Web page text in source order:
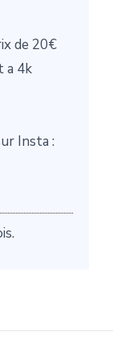
de 20€
a 4k
Insta :